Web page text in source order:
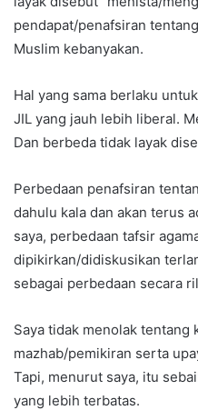
pendapat/penafsiran
Muslim kebanyakan.
Hal yang sama berlaku
JIL yang jauh lebih liberal.
Dan berbeda tidak layak
Perbedaan penafsiran
dahulu kala dan akan terus
saya, perbedaan tafsir
dipikirkan/didiskusikan
sebagai perbedaan secara
Saya tidak menolak tentang
mazhab/pemikiran serta
Tapi, menurut saya, itu
yang lebih terbatas.